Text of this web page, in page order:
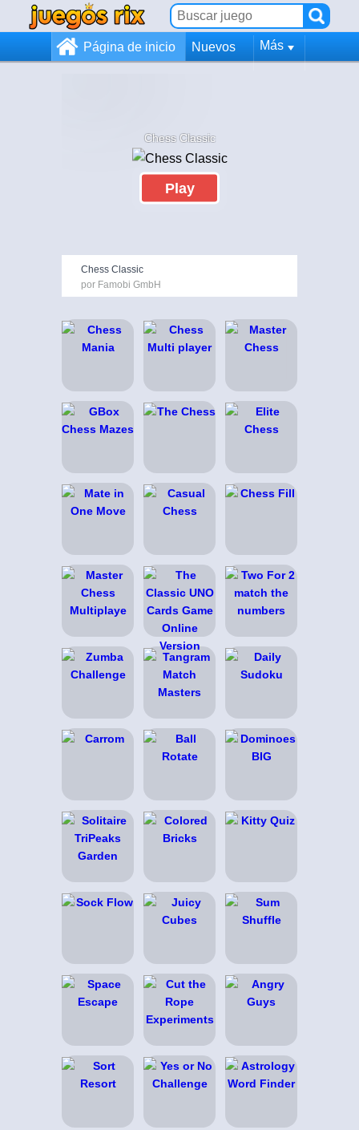
Página de inicio Nuevos Más
Chess Classic
Play
Chess Classic
por Famobi GmbH